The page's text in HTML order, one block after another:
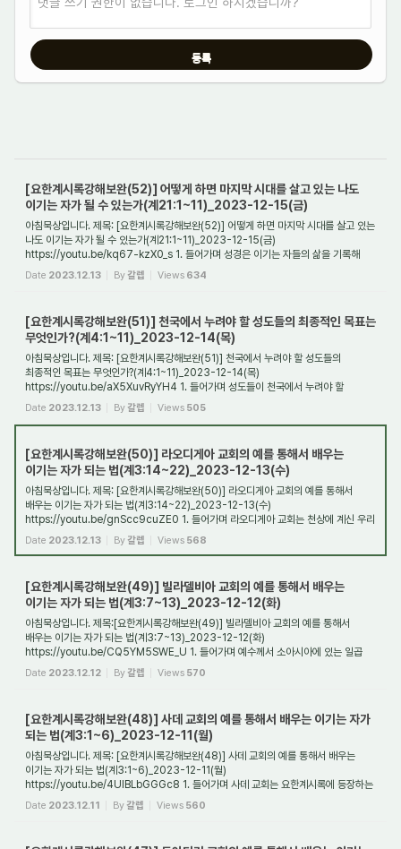
[요한계시록강해보완(52)] 어떻게 하면 마지막 시대를 살고 있는 나도
이기는 자가 될 수 있는가(계21:1~11)_2023-12-15(금)
아침묵상입니다. 제목: [요한계시록강해보완(52)] 어떻게 하면 마지막 시대를 살고 있는
나도 이기는 자가 될 수 있는가(계21:1~11)_2023-12-15(금)
https://youtu.be/kq67-kzX0_s 1. 들어가며 성경은 이기는 자들의 삶을 기록해
놓은 책이다. 그러므로 우리는...
Date 2023.12.13 By갈렙 Views 634
[요한계시록강해보완(51)] 천국에서 누려야 할 성도들의 최종적인 목표는
무엇인가?(계4:1~11)_2023-12-14(목)
아침묵상입니다. 제목: [요한계시록강해보완(51)] 천국에서 누려야 할 성도들의
최종적인 목표는 무엇인가?(계4:1~11)_2023-12-14(목)
https://youtu.be/aX5XuvRyYH4 1. 들어가며 성도들이 천국에서 누려야 할
최종적인 목표는 무엇인가? 우리는 교회에서 매우...
Date 2023.12.13 By갈렙 Views 505
[요한계시록강해보완(50)] 라오디게아 교회의 예를 통해서 배우는
이기는 자가 되는 법(계3:14~22)_2023-12-13(수)
아침묵상입니다. 제목: [요한계시록강해보완(50)] 라오디게아 교회의 예를 통해서
배우는 이기는 자가 되는 법(계3:14~22)_2023-12-13(수)
https://youtu.be/gnScc9cuZE0 1. 들어가며 라오디게아 교회는 천상에 계신 우리
주 예수 그리스도께서 소아시아에 있...
Date 2023.12.13 By갈렙 Views 568
[요한계시록강해보완(49)] 빌라델비아 교회의 예를 통해서 배우는
이기는 자가 되는 법(계3:7~13)_2023-12-12(화)
아침묵상입니다. 제목:[요한계시록강해보완(49)] 빌라델비아 교회의 예를 통해서
배우는 이기는 자가 되는 법(계3:7~13)_2023-12-12(화)
https://youtu.be/CQ5YM5SWE_U 1. 들어가며 예수께서 소아시아에 있는 일곱
교회들에게 보내라고 한 편지들 가운데 빌라...
Date 2023.12.12 By갈렙 Views 570
[요한계시록강해보완(48)] 사데 교회의 예를 통해서 배우는 이기는 자가
되는 법(계3:1~6)_2023-12-11(월)
아침묵상입니다. 제목: [요한계시록강해보완(48)] 사데 교회의 예를 통해서 배우는
이기는 자가 되는 법(계3:1~6)_2023-12-11(월)
https://youtu.be/4UIBLbGGGc8 1. 들어가며 사데 교회는 요한계시록에 등장하는
소아시아에 있는 일곱 교회들 가운데 다섯 번째...
Date 2023.12.11 By갈렙 Views 560